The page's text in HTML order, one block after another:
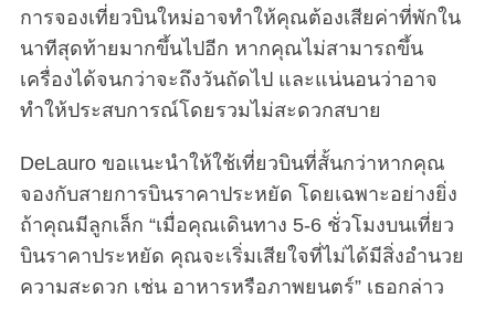
การจองเที่ยวบินใหม่อาจทำให้คุณต้องเสียค่าที่พักใน
นาทีสุดท้ายมากขึ้นไปอีก หากคุณไม่สามารถขึ้น
เครื่องได้จนกว่าจะถึงวันถัดไป และแน่นอนว่าอาจ
ทำให้ประสบการณ์โดยรวมไม่สะดวกสบาย
DeLauro ขอแนะนำให้ใช้เที่ยวบินที่สั้นกว่าหากคุณ
จองกับสายการบินราคาประหยัด โดยเฉพาะอย่างยิ่ง
ถ้าคุณมีลูกเล็ก “เมื่อคุณเดินทาง 5-6 ชั่วโมงบนเที่ยว
บินราคาประหยัด คุณจะเริ่มเสียใจที่ไม่ได้มีสิ่งอำนวย
ความสะดวก เช่น อาหารหรือภาพยนตร์” เธอกล่าว